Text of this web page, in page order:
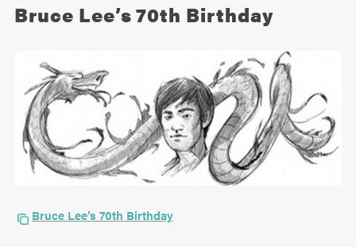
Bruce Lee’s 70th Birthday
Bruce Lee’s 70th Birthday